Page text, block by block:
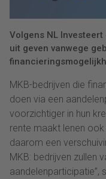
Volgens NL
uit geven vanwege
MKB-bedrijven die
doen via een
voorzichtiger in hun
rente maakt lenen
daarom een
MKB: bedrijven zullen
aandelenparticipatie”,